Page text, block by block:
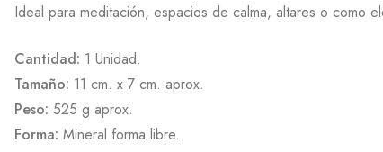
Ideal para meditación, espacios de calma, altares o como
Cantidad: 1 Unidad.
Tamaño: 11 cm. x 7 cm. aprox.
Peso: 525 g aprox.
Forma: Mineral forma libre.